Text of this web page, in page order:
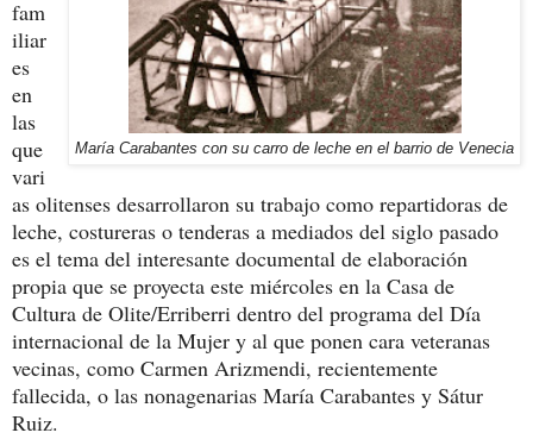
María Carabantes con su carro de leche en el barrio de Venecia
fam
iliar
es
en
las
que
vari
as olitenses desarrollaron su trabajo como repartidoras de
leche, costureras o tenderas a mediados del siglo pasado
es el tema del interesante documental de elaboración
propia que se proyecta este miércoles en la Casa de
Cultura de Olite/Erriberri dentro del programa del Día
internacional de la Mujer y al que ponen cara veteranas
vecinas, como Carmen Arizmendi, recientemente
fallecida, o las nonagenarias María Carabantes y Sátur
Ruiz.